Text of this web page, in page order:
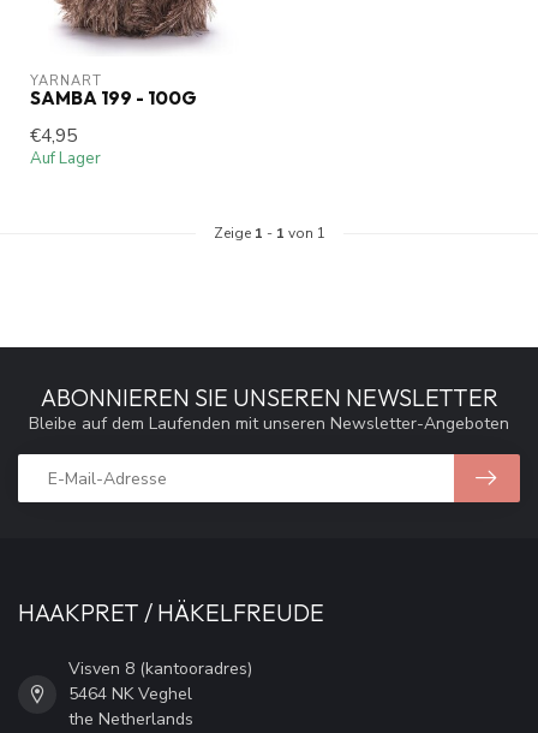
YARNART
SAMBA 199 - 100G
€4,95
Auf Lager
Zeige 1 - 1 von 1
ABONNIEREN SIE UNSEREN NEWSLETTER
Bleibe auf dem Laufenden mit unseren Newsletter-Angeboten
HAAKPRET / HÄKELFREUDE
Visven 8 (kantooradres)
5464 NK Veghel
the Netherlands